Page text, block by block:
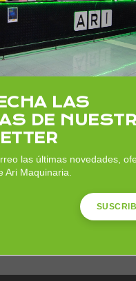
peldaños y
Aragón pueden
espacios con
diseño técnico de
LAS
DE
las últimas novedades,
Ari Maquinaria.